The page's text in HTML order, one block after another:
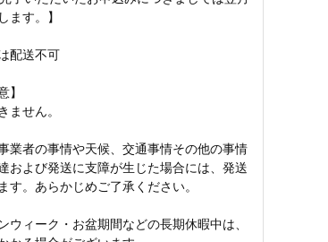
ます。】
配送不可
】
ません。
業者の事情や天候、交通事情その他の事情
および発送に支障が生じた場合には、発送
す。あらかじめご了承ください。
ィーク・お盆期間などの長期休暇中は、